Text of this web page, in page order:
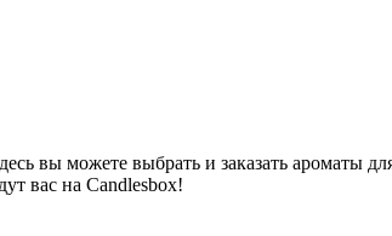
вы можете выбрать и заказать ароматы
вас на Candlesbox!